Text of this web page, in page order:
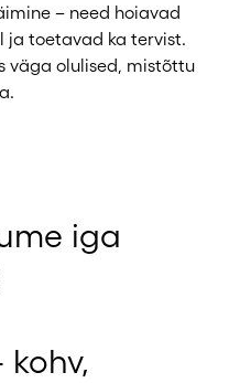
– need hoiavad
ja toetavad ka tervist.
väga olulised, mistõttu
iga